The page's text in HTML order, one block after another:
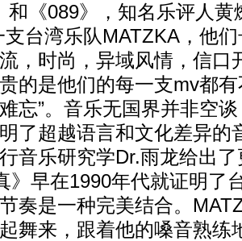
和《089》，知名乐评人黄
支台湾乐队MATZKA，他
，时尚，异域风情，信口
的是他们的每一支mv都
忘”。音乐无国界并非空
了超越语言和文化差异的
音乐研究学Dr.雨龙给出
》早在1990年代就证明了
奏是一种完美结合。
舞来，跟着他的嗓音熟练